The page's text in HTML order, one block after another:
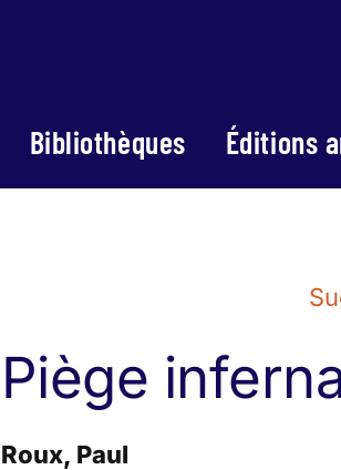
Bibliothèques Éditions
Piège
Roux, Paul